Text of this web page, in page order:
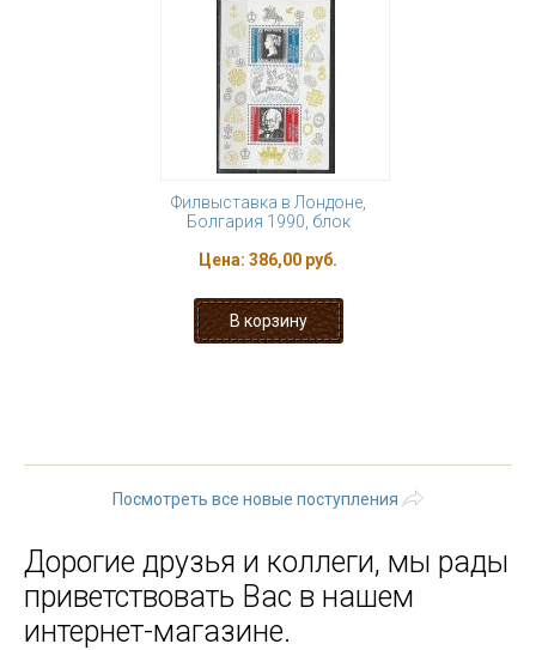
Филвыставка в Лондоне,
Болгария 1990, блок
Цена: 386,00 руб.
Посмотреть все новые поступления
Дорогие друзья и коллеги, мы рады
приветствовать Вас в нашем
интернет-магазине.